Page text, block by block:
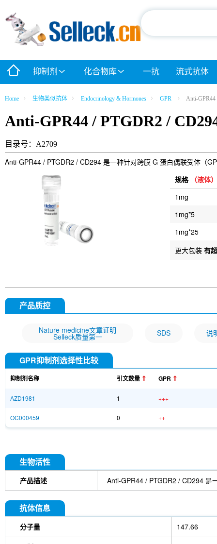
抑制剂 化合物库 一抗 流式抗体
Home 生物类似抗体 Endocrinology & Hormones GPR Anti-GPR44
Anti-GPR44 / PTGDR2 /
目录号：A2709
Anti-GPR44 / PTGDR2 / CD294 是一种针对跨膜 G 蛋白偶联受体（
规格 （液体）
1mg
1mg*5
1mg*25
更大包装 有
产品质控
Nature medicine文章证明
Selleck质量第一 SDS 说
GPR抑制剂选择性比较
抑制剂名称 引文数量 GPR
AZD1981 1 +++
OC000459 0 ++
生物活性
产品描述 Anti-GPR44 / PTGDR2 / CD294 是
抗体信息
分子量 147.66